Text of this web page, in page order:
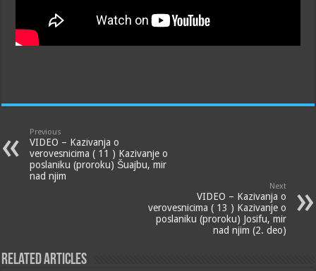
Previous
VIDEO – Kazivanja o
verovesnicima ( 11 ) Kazivanje o
poslaniku (proroku) Šuajbu, mir
nad njim
Next
VIDEO – Kazivanja o
verovesnicima ( 13 ) Kazivanje o
poslaniku (proroku) Josifu, mir
nad njim (2. deo)
Related Articles